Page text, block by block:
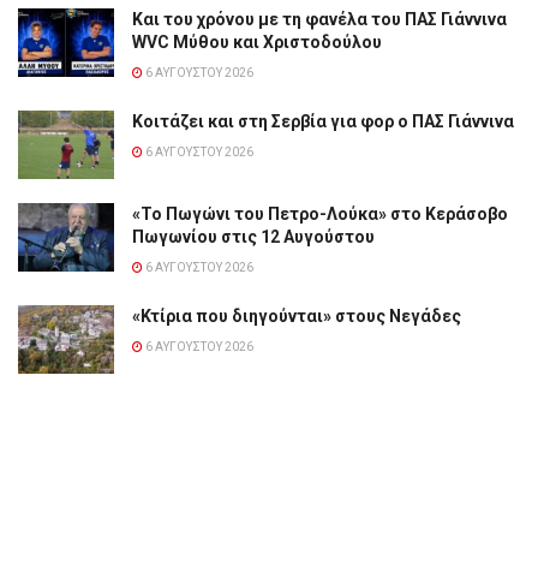
Και του χρόνου με τη φανέλα του ΠΑΣ Γιάννινα
WVC Μύθου και Χριστοδούλου
6 ΑΥΓΟΎΣΤΟΥ 2026
Κοιτάζει και στη Σερβία για φορ ο ΠΑΣ Γιάννινα
6 ΑΥΓΟΎΣΤΟΥ 2026
«Το Πωγώνι του Πετρο-Λούκα» στο Κεράσοβο
Πωγωνίου στις 12 Αυγούστου
6 ΑΥΓΟΎΣΤΟΥ 2026
«Κτίρια που διηγούνται» στους Νεγάδες
6 ΑΥΓΟΎΣΤΟΥ 2026